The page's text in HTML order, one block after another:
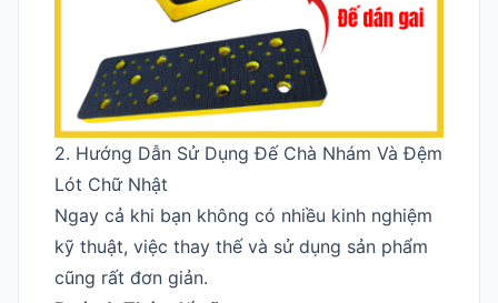
2. Hướng Dẫn Sử Dụng Đế Chà Nhám Và Đệm
Lót Chữ Nhật
Ngay cả khi bạn không có nhiều kinh nghiệm
kỹ thuật, việc thay thế và sử dụng sản phẩm
cũng rất đơn giản.